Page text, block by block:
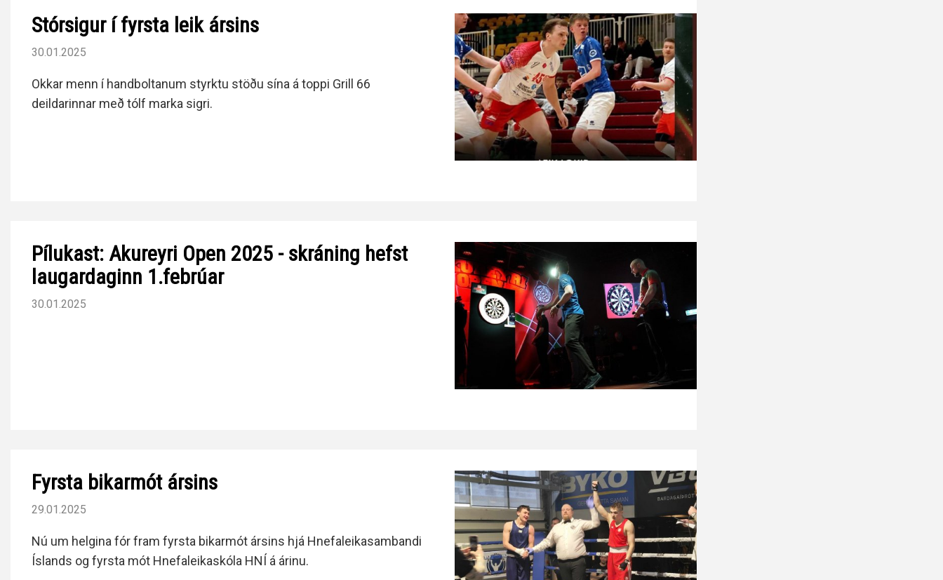
Stórsigur í fyrsta leik ársins
30.01.2025
Okkar menn í handboltanum styrktu stöðu sína á toppi Grill 66
deildarinnar með tólf marka sigri.
Pílukast: Akureyri Open 2025 - skráning hefst
laugardaginn 1.febrúar
30.01.2025
Fyrsta bikarmót ársins
29.01.2025
Nú um helgina fór fram fyrsta bikarmót ársins hjá Hnefaleikasambandi
Íslands og fyrsta mót Hnefaleikaskóla HNÍ á árinu.